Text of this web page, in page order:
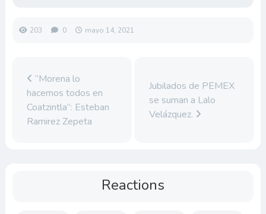
203 0 mayo 14, 2021
“Morena lo
hacemos todos en
Coatzintla”: Esteban
Ramirez Zepeta
Jubilados de PEMEX
se suman a Lalo
Velázquez.
Reactions